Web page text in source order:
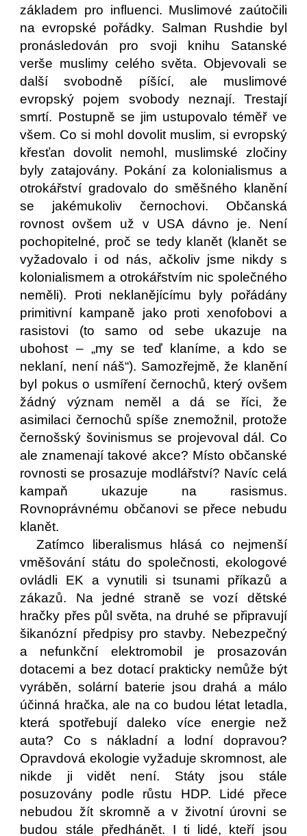
základem pro influenci. Muslimové zaútočili
na evropské pořádky. Salman Rushdie byl
pronásledován pro svoji knihu Satanské
verše muslimy celého světa. Objevovali se
další svobodně píšící, ale muslimové
evropský pojem svobody neznají. Trestají
smrtí. Postupně se jim ustupovalo téměř ve
všem. Co si mohl dovolit muslim, si evropský
křesťan dovolit nemohl, muslimské zločiny
byly zatajovány. Pokání za kolonialismus a
otrokářství gradovalo do směšného klanění
se jakémukoliv černochovi. Občanská
rovnost ovšem už v USA dávno je. Není
pochopitelné, proč se tedy klanět (klanět se
vyžadovalo i od nás, ačkoliv jsme nikdy s
kolonialismem a otrokářstvím nic společného
neměli). Proti neklanějícímu byly pořádány
primitivní kampaně jako proti xenofobovi a
rasistovi (to samo od sebe ukazuje na
ubohost – „my se teď klaníme, a kdo se
neklaní, není náš“). Samozřejmě, že klanění
byl pokus o usmíření černochů, který ovšem
žádný význam neměl a dá se říci, že
asimilaci černochů spíše znemožnil, protože
černošský šovinismus se projevoval dál. Co
ale znamenají takové akce? Místo občanské
rovnosti se prosazuje modlářství? Navíc celá
kampaň ukazuje na rasismus.
Rovnoprávnému občanovi se přece nebudu
klanět.
Zatímco liberalismus hlásá co nejmenší
vměšování státu do společnosti, ekologové
ovládli EK a vynutili si tsunami příkazů a
zákazů. Na jedné straně se vozí dětské
hračky přes půl světa, na druhé se připravují
šikanózní předpisy pro stavby. Nebezpečný
a nefunkční elektromobil je prosazován
dotacemi a bez dotací prakticky nemůže být
vyráběn, solární baterie jsou drahá a málo
účinná hračka, ale na co budou létat letadla,
která spotřebují daleko více energie než
auta? Co s nákladní a lodní dopravou?
Opravdová ekologie vyžaduje skromnost, ale
nikde ji vidět není. Státy jsou stále
posuzovány podle růstu HDP. Lidé přece
nebudou žít skromně a v životní úrovni se
budou stále předhánět. I ti lidé, kteří jsou